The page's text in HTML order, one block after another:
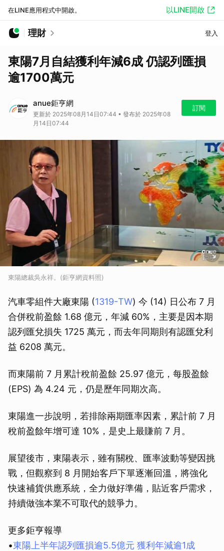
在LINE應用程式中開啟。 以LINE開啟
理財 登入
東陽7月自結獲利年減6成 仍認列匯損
逾1700萬元
anue鉅亨網
更新於 2025年08月14日07:44 • 發布於 2025年08
月14日07:44
訂閱
東陽總裁吳永祥。(鉅亨網資料照)
汽車零組件大廠東陽 (1319-TW) 今 (14) 日公布 7 月
合併稅前盈餘 1.68 億元，年減 60%，主要是因本期
認列匯兌損失 1725 萬元，而去年同期則有認匯兌利
益 6208 萬元。
而東陽前 7 月累計稅前盈餘 25.97 億元，每股盈餘
(EPS) 為 4.24 元，仍是歷年同期次高。
東陽進一步說明，若排除兩期匯率因素，累計前 7 月
稅前盈餘年增可達 10%，是史上最賺前 7 月。
展望後市，東陽表示，雖有關稅、匯率波動等變因挑
戰，但觀察到 8 月開始客戶下單逐漸回溫，將強化
快速補貨供應系統，全力做好準備，貼近客戶需求，
持續做強本業不可取代的競爭力。
更多鉅亨報導
•東陽上半年認列匯損逾5.5億元 獲利年減逾1成